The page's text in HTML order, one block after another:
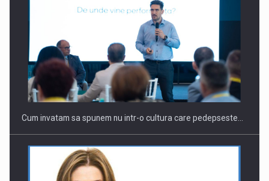
Webinar - Business Evolution-RETHINK STRATEGY-Finantare
Investitii Digitalizare
Cum invatam sa spunem nu intr-o cultura care pedepseste…